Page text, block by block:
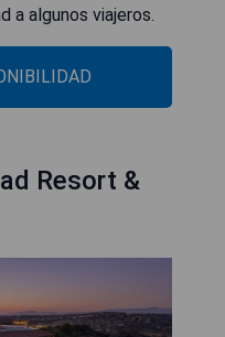
a algunos viajeros.
Resort &